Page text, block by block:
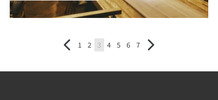
1 2 3 4 5 6 7